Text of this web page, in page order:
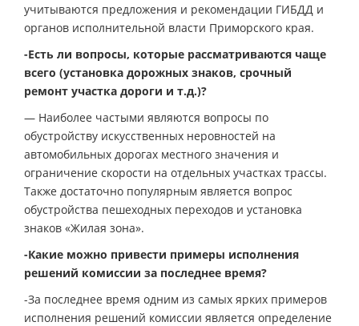
учитываются предложения и рекомендации ГИБДД и
органов исполнительной власти Приморского края.
-Есть ли вопросы, которые рассматриваются чаще
всего (установка дорожных знаков, срочный
ремонт участка дороги и т.д.)?
— Наиболее частыми являются вопросы по
обустройству искусственных неровностей на
автомобильных дорогах местного значения и
ограничение скорости на отдельных участках трассы.
Также достаточно популярным является вопрос
обустройства пешеходных переходов и установка
знаков «Жилая зона».
-Какие можно привести примеры исполнения
решений комиссии за последнее время?
-За последнее время одним из самых ярких примеров
исполнения решений комиссии является определение